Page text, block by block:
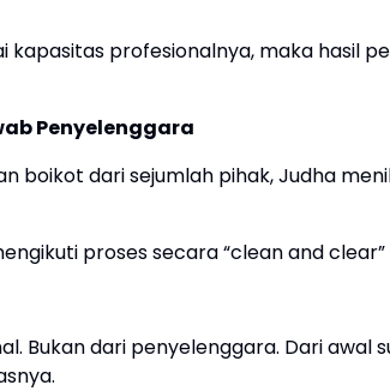
kapasitas profesionalnya, maka hasil
Penyelenggara
boikot dari sejumlah pihak, Judha
proses secara “clean and clear”
Bukan dari penyelenggara. Dari awal